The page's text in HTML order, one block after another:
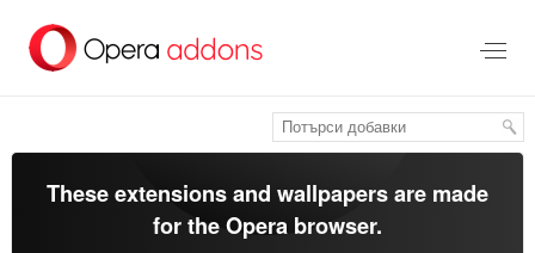
главното
съдържание
These extensions and wallpapers are made
for theOpera browser.